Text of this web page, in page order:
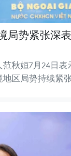
局势紧张深
秋姮7月24日
区局势持续紧